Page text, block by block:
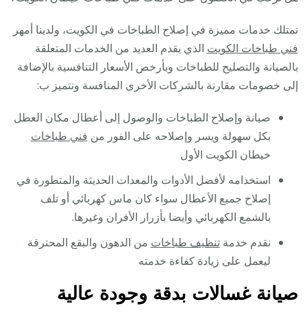
نمتلك خدمات مميزة في إصلاح الطباخات في الكويت، ولدينا أمهر
فني طباخات الكويت الذي يقدم العديد من الخدمات المتعلقة
بالصيانة والتصليح للطباخات وبأرخص الأسعار التنافسية بالإضافة
إلى خصومات مقارنة بالشركات الأخرى المنافسة ونتميز ب:
صيانة وإصلاح الطباخات والوصول إلى أعطال مكان العطل
بكل سهولة ويسر وإصلاحه على الفور من فني طباخات
خيطان الكويت الأول
استخدامه لأفضل الأدوات والمعدات الحديثة والمتطورة في
إصلاح جميع الأعطال سواء كان ماس كهربائي أو تلف
بالشمع الكهربائي وأيضا بأزرار الأفران وغيرها.
نقدم خدمةتنظيف طباخات من الدهون والبقع المحترقة
ليعمل على زيادة كفاءة خدمته
صيانة غسالات بدقة وجودة عالية